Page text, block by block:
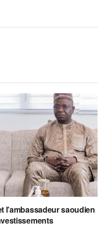
l’ambassadeur saoudien